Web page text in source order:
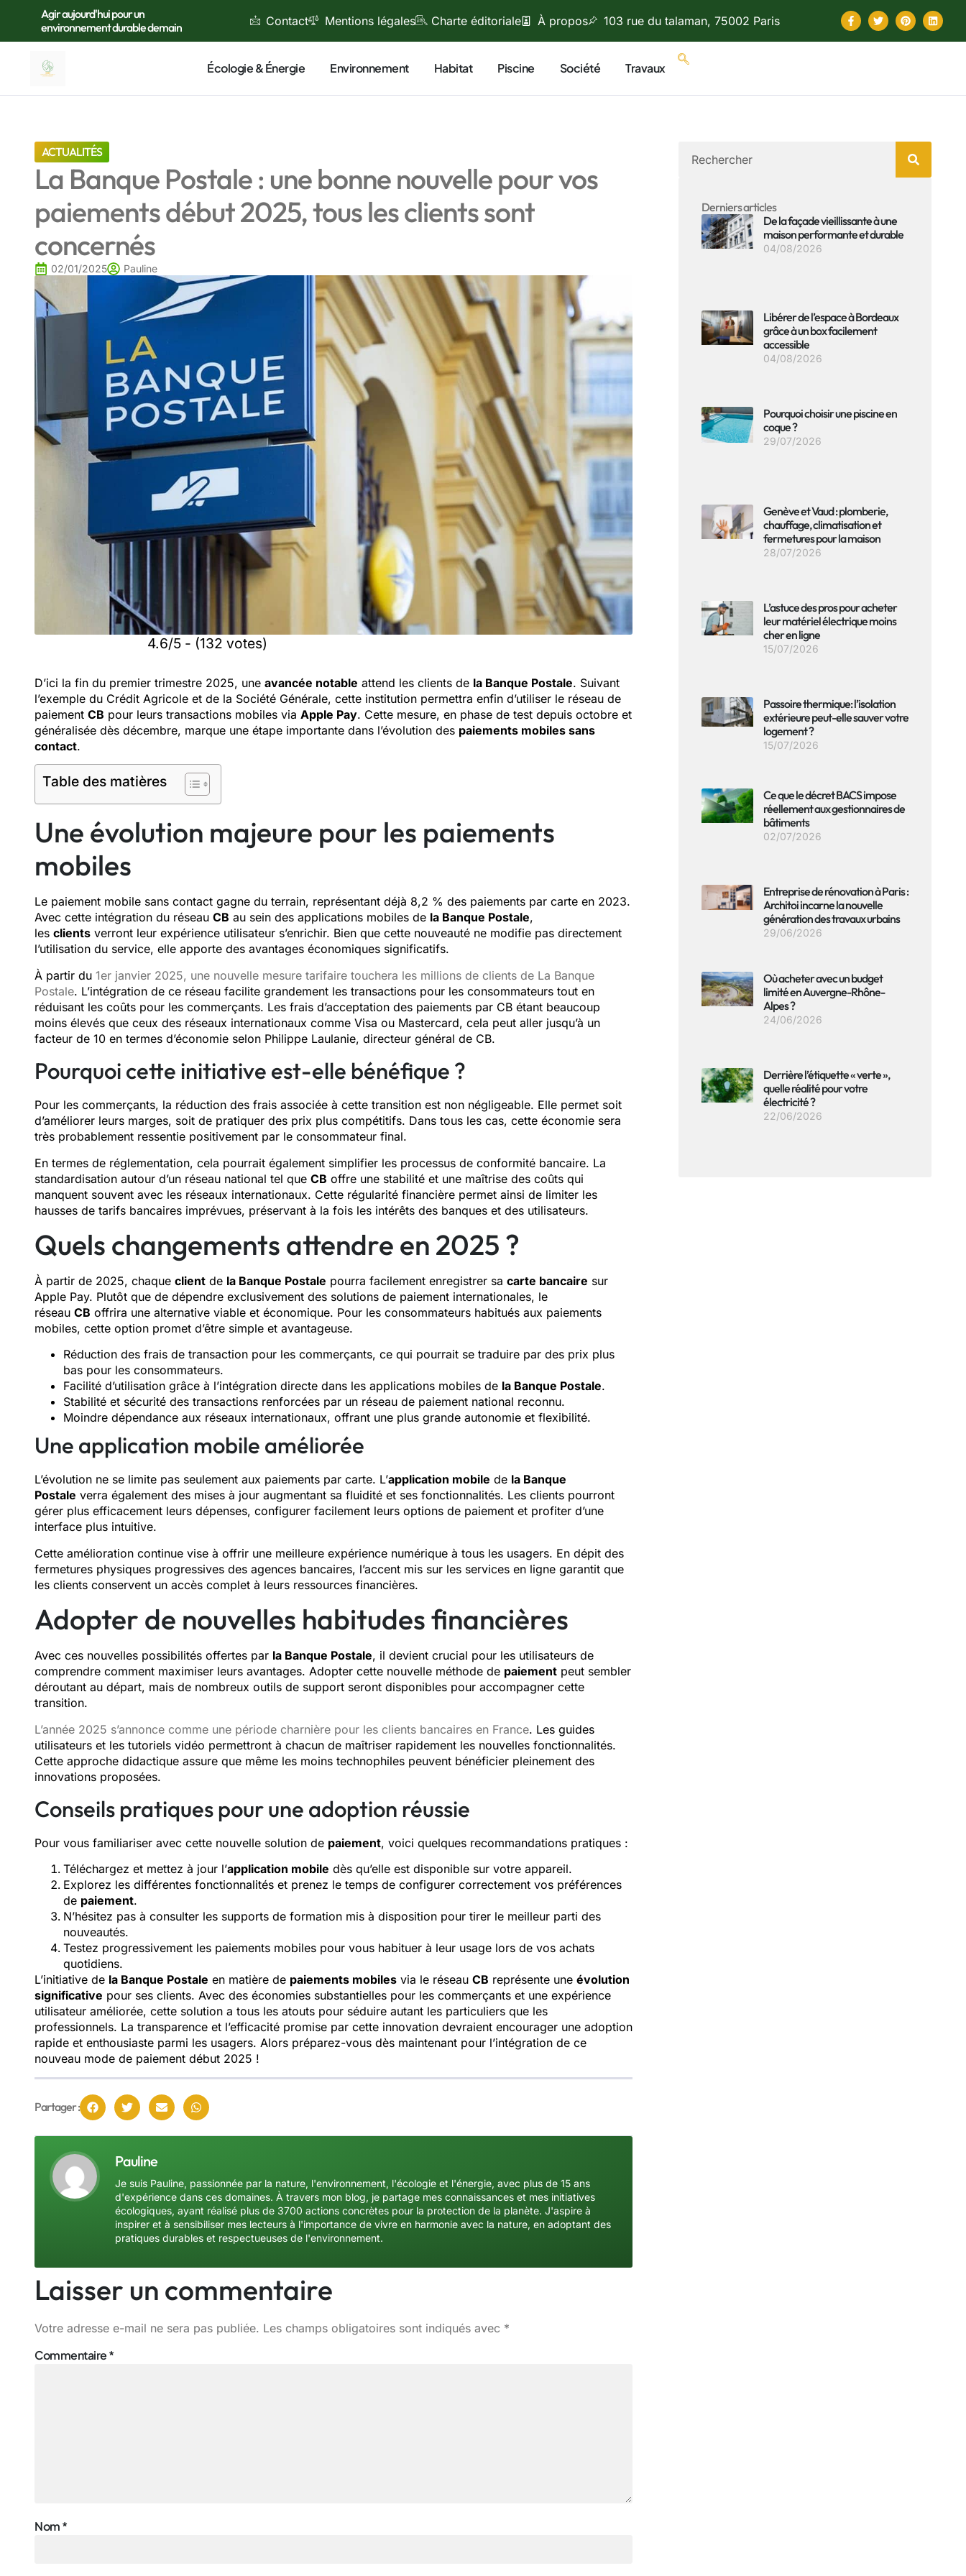
Agir aujourd'hui pour un
environnement durable demain
Contact Mentions légales Charte éditoriale À propos 103 rue du talaman, 75002 Paris
Écologie & Énergie Environnement Habitat Piscine Société Travaux
ACTUALITÉS
La Banque Postale : une bonne nouvelle pour vos
paiements début 2025, tous les clients sont
concernés
02/01/2025 Pauline
4.6/5 - (132 votes)
D’ici la fin du premier trimestre 2025, une avancée notable attend les clients de la Banque Postale. Suivant
l’exemple du Crédit Agricole et de la Société Générale, cette institution permettra enfin d’utiliser le réseau de
paiement CB pour leurs transactions mobiles via Apple Pay. Cette mesure, en phase de test depuis octobre et
généralisée dès décembre, marque une étape importante dans l’évolution des paiements mobiles sans
contact.
Table des matières
Une évolution majeure pour les paiements
mobiles
Le paiement mobile sans contact gagne du terrain, représentant déjà 8,2 % des paiements par carte en 2023.
Avec cette intégration du réseau CB au sein des applications mobiles de la Banque Postale,
les clients verront leur expérience utilisateur s’enrichir. Bien que cette nouveauté ne modifie pas directement
l’utilisation du service, elle apporte des avantages économiques significatifs.
À partir du 1er janvier 2025, une nouvelle mesure tarifaire touchera les millions de clients de La Banque
Postale. L’intégration de ce réseau facilite grandement les transactions pour les consommateurs tout en
réduisant les coûts pour les commerçants. Les frais d’acceptation des paiements par CB étant beaucoup
moins élevés que ceux des réseaux internationaux comme Visa ou Mastercard, cela peut aller jusqu’à un
facteur de 10 en termes d’économie selon Philippe Laulanie, directeur général de CB.
Pourquoi cette initiative est-elle bénéfique ?
Pour les commerçants, la réduction des frais associée à cette transition est non négligeable. Elle permet soit
d’améliorer leurs marges, soit de pratiquer des prix plus compétitifs. Dans tous les cas, cette économie sera
très probablement ressentie positivement par le consommateur final.
En termes de réglementation, cela pourrait également simplifier les processus de conformité bancaire. La
standardisation autour d’un réseau national tel que CB offre une stabilité et une maîtrise des coûts qui
manquent souvent avec les réseaux internationaux. Cette régularité financière permet ainsi de limiter les
hausses de tarifs bancaires imprévues, préservant à la fois les intérêts des banques et des utilisateurs.
Quels changements attendre en 2025 ?
À partir de 2025, chaque client de la Banque Postale pourra facilement enregistrer sa carte bancaire sur
Apple Pay. Plutôt que de dépendre exclusivement des solutions de paiement internationales, le
réseau CB offrira une alternative viable et économique. Pour les consommateurs habitués aux paiements
mobiles, cette option promet d’être simple et avantageuse.
Réduction des frais de transaction pour les commerçants, ce qui pourrait se traduire par des prix plus
bas pour les consommateurs.
Facilité d’utilisation grâce à l’intégration directe dans les applications mobiles de la Banque Postale.
Stabilité et sécurité des transactions renforcées par un réseau de paiement national reconnu.
Moindre dépendance aux réseaux internationaux, offrant une plus grande autonomie et flexibilité.
Une application mobile améliorée
L’évolution ne se limite pas seulement aux paiements par carte. L’application mobile de la Banque
Postale verra également des mises à jour augmentant sa fluidité et ses fonctionnalités. Les clients pourront
gérer plus efficacement leurs dépenses, configurer facilement leurs options de paiement et profiter d’une
interface plus intuitive.
Cette amélioration continue vise à offrir une meilleure expérience numérique à tous les usagers. En dépit des
fermetures physiques progressives des agences bancaires, l’accent mis sur les services en ligne garantit que
les clients conservent un accès complet à leurs ressources financières.
Adopter de nouvelles habitudes financières
Avec ces nouvelles possibilités offertes par la Banque Postale, il devient crucial pour les utilisateurs de
comprendre comment maximiser leurs avantages. Adopter cette nouvelle méthode de paiement peut sembler
déroutant au départ, mais de nombreux outils de support seront disponibles pour accompagner cette
transition.
L’année 2025 s’annonce comme une période charnière pour les clients bancaires en France. Les guides
utilisateurs et les tutoriels vidéo permettront à chacun de maîtriser rapidement les nouvelles fonctionnalités.
Cette approche didactique assure que même les moins technophiles peuvent bénéficier pleinement des
innovations proposées.
Conseils pratiques pour une adoption réussie
Pour vous familiariser avec cette nouvelle solution de paiement, voici quelques recommandations pratiques :
Téléchargez et mettez à jour l’application mobile dès qu’elle est disponible sur votre appareil.
Explorez les différentes fonctionnalités et prenez le temps de configurer correctement vos préférences
de paiement.
N’hésitez pas à consulter les supports de formation mis à disposition pour tirer le meilleur parti des
nouveautés.
Testez progressivement les paiements mobiles pour vous habituer à leur usage lors de vos achats
quotidiens.
L’initiative de la Banque Postale en matière de paiements mobiles via le réseau CB représente une évolution
significative pour ses clients. Avec des économies substantielles pour les commerçants et une expérience
utilisateur améliorée, cette solution a tous les atouts pour séduire autant les particuliers que les
professionnels. La transparence et l’efficacité promise par cette innovation devraient encourager une adoption
rapide et enthousiaste parmi les usagers. Alors préparez-vous dès maintenant pour l’intégration de ce
nouveau mode de paiement début 2025 !
Partager :
Pauline
Je suis Pauline, passionnée par la nature, l'environnement, l'écologie et l'énergie, avec plus de 15 ans
d'expérience dans ces domaines. À travers mon blog, je partage mes connaissances et mes initiatives
écologiques, ayant réalisé plus de 3700 actions concrètes pour la protection de la planète. J'aspire à
inspirer et à sensibiliser mes lecteurs à l'importance de vivre en harmonie avec la nature, en adoptant des
pratiques durables et respectueuses de l'environnement.
Laisser un commentaire
Votre adresse e-mail ne sera pas publiée. Les champs obligatoires sont indiqués avec *
Commentaire*
Nom*
Derniers articles
De la façade vieillissante à une
maison performante et durable
04/08/2026
Libérer de l’espace à Bordeaux
grâce à un box facilement
accessible
04/08/2026
Pourquoi choisir une piscine en
coque ?
29/07/2026
Genève et Vaud : plomberie,
chauffage, climatisation et
fermetures pour la maison
28/07/2026
L’astuce des pros pour acheter
leur matériel électrique moins
cher en ligne
15/07/2026
Passoire thermique: l’isolation
extérieure peut-elle sauver votre
logement ?
15/07/2026
Ce que le décret BACS impose
réellement aux gestionnaires de
bâtiments
02/07/2026
Entreprise de rénovation à Paris :
Architoi incarne la nouvelle
génération des travaux urbains
29/06/2026
Où acheter avec un budget
limité en Auvergne-Rhône-
Alpes ?
24/06/2026
Derrière l’étiquette « verte »,
quelle réalité pour votre
électricité ?
22/06/2026